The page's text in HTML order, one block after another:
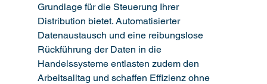
Grundlage für die Steuerung Ihrer
Distribution bietet. Automatisierter
Datenaustausch und eine reibungslose
Rückführung der Daten in die
Handelssysteme entlasten zudem den
Arbeitsalltag und schaffen Effizienz ohne